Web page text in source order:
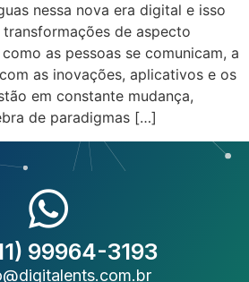
nessa nova era digital e isso
de aspecto
as pessoas se comunicam, a
as inovações, aplicativos e os
em constante mudança,
de paradigmas […]
99964-3193